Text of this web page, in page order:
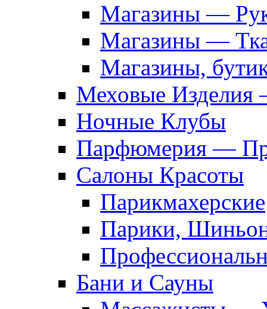
Магазины —
Магазины —
Магазины,
Меховые Изделия
Ночные Клубы
Парфюмерия —
Салоны Красоты
Парикмахерские
Парики,
Бани и Сауны